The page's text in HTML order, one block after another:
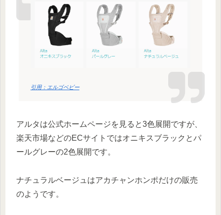
引用：エルゴベビー
アルタは公式ホームページを見ると3色展開ですが、
楽天市場などのECサイトではオニキスブラックとパ
ールグレーの2色展開です。
ナチュラルベージュはアカチャンホンポだけの販売
のようです。